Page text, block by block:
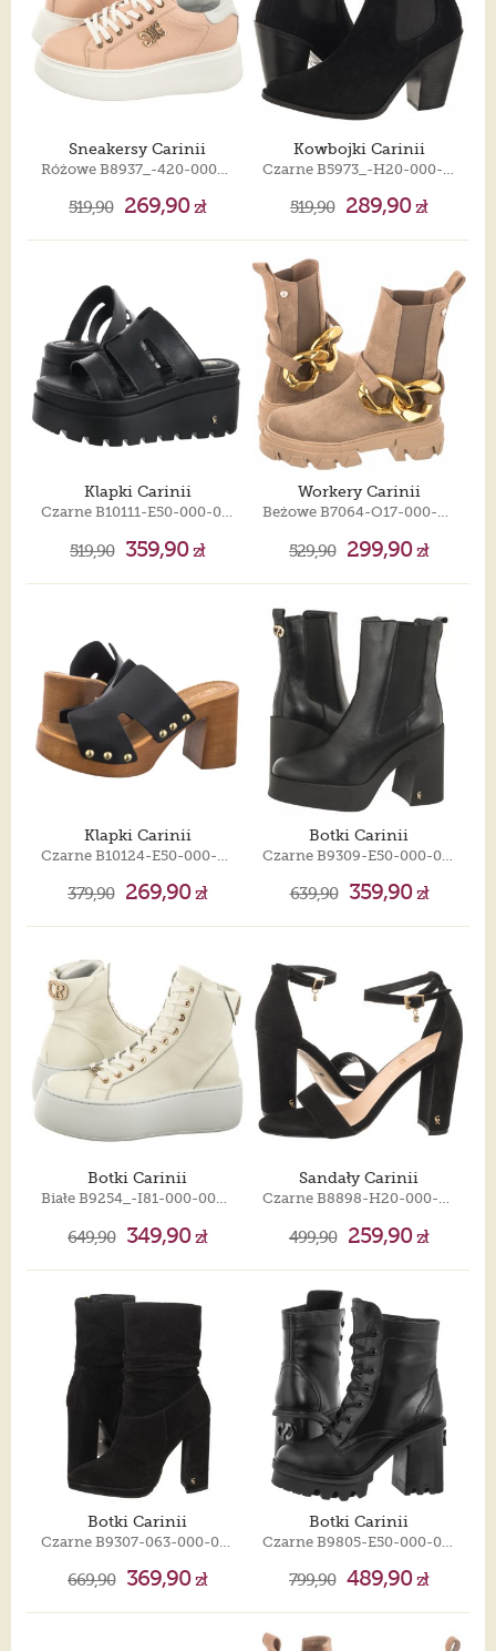
Sneakersy Carinii
Różowe B8937_-420-000-000-F69
519,90 269,90zł
Kowbojki Carinii
519,90 289,90zł
Klapki Carinii
Czarne B10111-E50-000-000-G06
519,90 359,90zł
Workery Carinii
Beżowe B7064-O17-000-000-D49
529,90 299,90zł
Klapki Carinii
379,90 269,90zł
Botki Carinii
Czarne B9309-E50-000-000-000
639,90 359,90zł
Botki Carinii
Białe B9254_-I81-000-000-G23
649,90 349,90zł
Sandały Carinii
Czarne B8898-H20-000-000-F89
499,90 259,90zł
Botki Carinii
Czarne B9307-063-000-000-E93
669,90 369,90zł
Botki Carinii
Czarne B9805-E50-000-000-G56
799,90 489,90zł